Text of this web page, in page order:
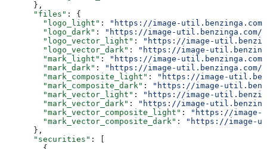
      },
      "files"
: {
        "logo_light"
:
"https://image-
        "logo_dark"
:
"https://image-util.benzinga.com/
        "logo_vector_light"
:
"https://image-
        "logo_vector_dark"
:
"https://image-
        "mark_light"
:
"https://image-
        "mark_dark"
:
"https://image-util.benzinga.com/
        "mark_composite_light"
:
"https://image-
        "mark_composite_dark"
:
"https://image-
        "mark_vector_light"
:
"https://image-
        "mark_vector_dark"
:
"https://image-
        "mark_vector_composite_light"
:
"https://image-
        "mark_vector_composite_dark"
:
"https://image-
      },
      "securities"
: [